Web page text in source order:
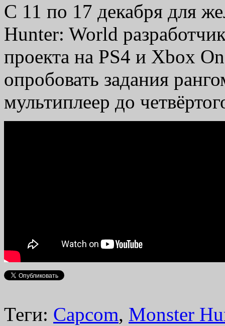
С 11 по 17 декабря для
Hunter: World
проекта на PS4 и Xbox
опробовать задания
мультиплеер до
Теги: Capcom, Monster